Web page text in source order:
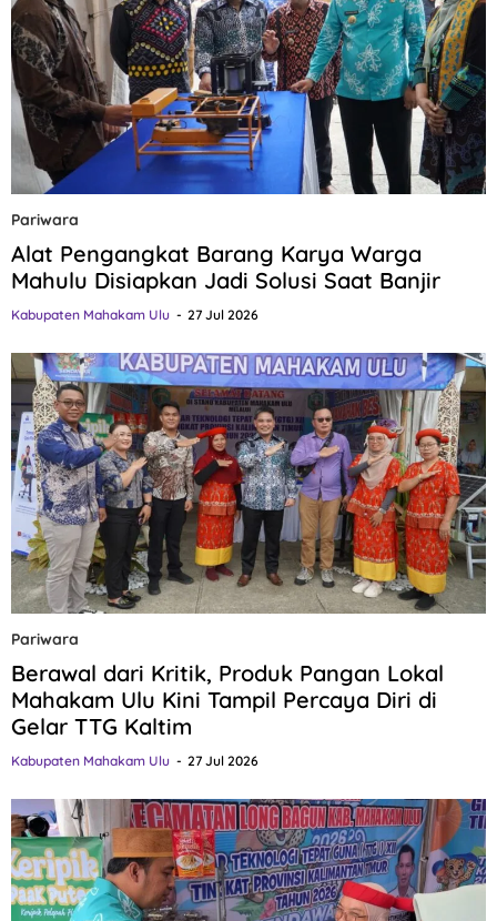
Pariwara
Alat Pengangkat Barang Karya Warga
Mahulu Disiapkan Jadi Solusi Saat Banjir
Kabupaten Mahakam Ulu 27 Jul 2026
Pariwara
Berawal dari Kritik, Produk Pangan Lokal
Mahakam Ulu Kini Tampil Percaya Diri di
Gelar TTG Kaltim
Kabupaten Mahakam Ulu 27 Jul 2026